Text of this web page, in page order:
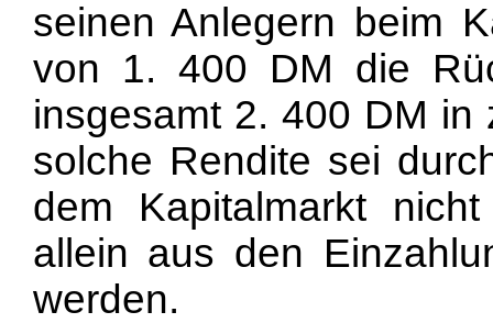
seinen Anlegern beim
von 1. 400 DM die
insgesamt 2. 400 DM in
solche Rendite sei
dem Kapitalmarkt
allein aus den
werden.